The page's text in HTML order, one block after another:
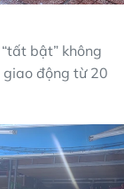
bật” không
động từ 20